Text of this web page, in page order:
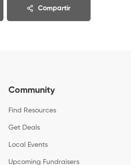
Compartir
Community
Find Resources
Get Deals
Local Events
Upcoming Fundraisers